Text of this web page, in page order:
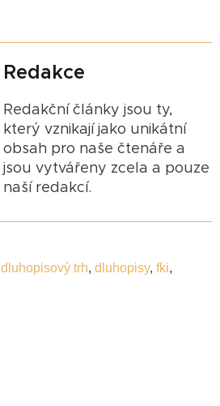
Redakce
Redakční články jsou ty,
který vznikají jako unikátní
obsah pro naše čtenáře a
jsou vytvářeny zcela a pouze
naší redakcí.
dluhopisový trh, dluhopisy, fki,